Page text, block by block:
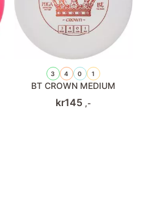
3 4 0 1
BT CROWN MEDIUM
kr145 ,-